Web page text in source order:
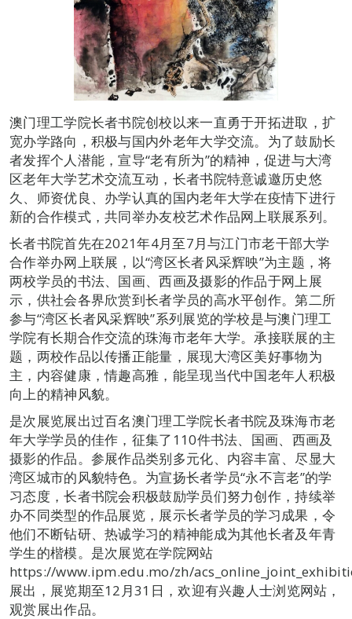
澳门理工学院长者书院创校以来一直勇于开拓进取，扩
宽办学路向，积极与国内外老年大学交流。为了鼓励长
者发挥个人潜能，宣导“老有所为”的精神，促进与大湾
区老年大学艺术交流互动，长者书院特意诚邀历史悠
久、师资优良、办学认真的国内老年大学在疫情下进行
新的合作模式，共同举办友校艺术作品网上联展系列。
长者书院首先在2021年4月至7月与江门市老干部大学
合作举办网上联展，以“湾区长者风采辉映”为主题，将
两校学员的书法、国画、西画及摄影的作品于网上展
示，供社会各界欣赏到长者学员的高水平创作。第二所
参与“湾区长者风采辉映”系列展览的学校是与澳门理工
学院有长期合作交流的珠海市老年大学。承接联展的主
题，两校作品以传播正能量，展现大湾区美好事物为
主，内容健康，情趣高雅，能呈现当代中国老年人积极
向上的精神风貌。
是次展览展出过百名澳门理工学院长者书院及珠海市老
年大学学员的佳作，征集了110件书法、国画、西画及
摄影的作品。参展作品类别多元化、内容丰富、尽显大
湾区城市的风貌特色。为宣扬长者学员“永不言老”的学
习态度，长者书院会积极鼓励学员们努力创作，持续举
办不同类型的作品展览，展示长者学员的学习成果，令
他们不断钻研、热诚学习的精神能成为其他长者及年青
学生的楷模。是次展览在学院网站
https://www.ipm.edu.mo/zh/
展出，展览期至12月31日，欢迎有兴趣人士浏览网站，
观赏展出作品。